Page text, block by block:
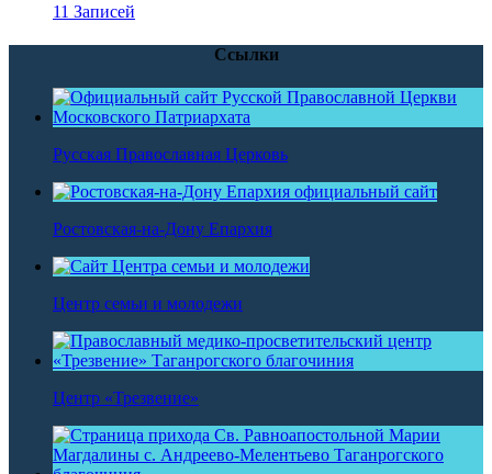
11 Записей
Ссылки
Русская Православная Церковь
Ростовская-на-Дону Епархия
Центр семьи и молодежи
Центр «Трезвение»